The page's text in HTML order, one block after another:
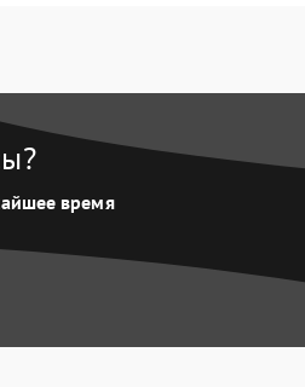
1 год 2000 ₽
время